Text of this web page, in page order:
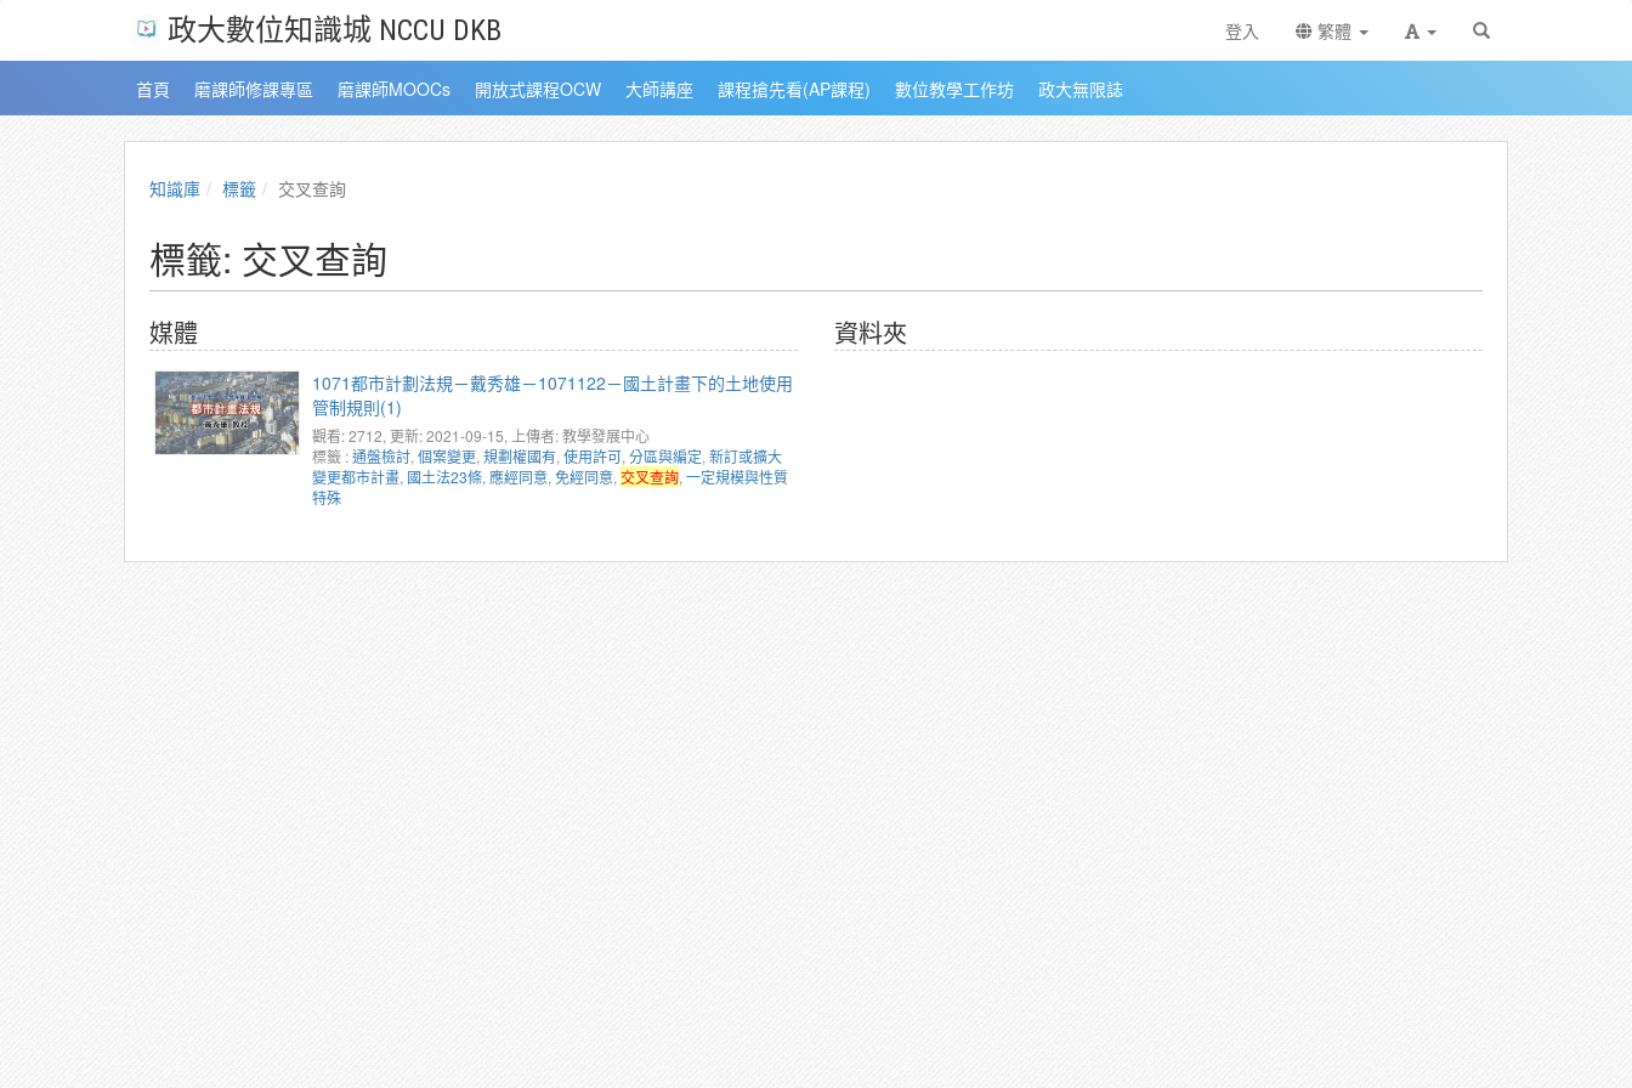
政大數位知識城 NCCU DKB 登入 繁體
首頁 磨課師修課專區 磨課師MOOCs 開放式課程OCW 大師講座 課程搶先看(AP課程) 數位教學工作坊 政大無限誌
知識庫 標籤 交叉查詢
標籤: 交叉查詢
媒體
1071都市計劃法規－戴秀雄－1071122－國土計畫下的土地使用
管制規則(1)
觀看: 2712, 更新: 2021-09-15, 上傳者: 教學發展中心
標籤 :通盤檢討, 個案變更, 規劃權國有, 使用許可, 分區與編定, 新訂或擴大
變更都市計畫, 國土法23條, 應經同意, 免經同意, 交叉查詢, 一定規模與性質
特殊
資料夾